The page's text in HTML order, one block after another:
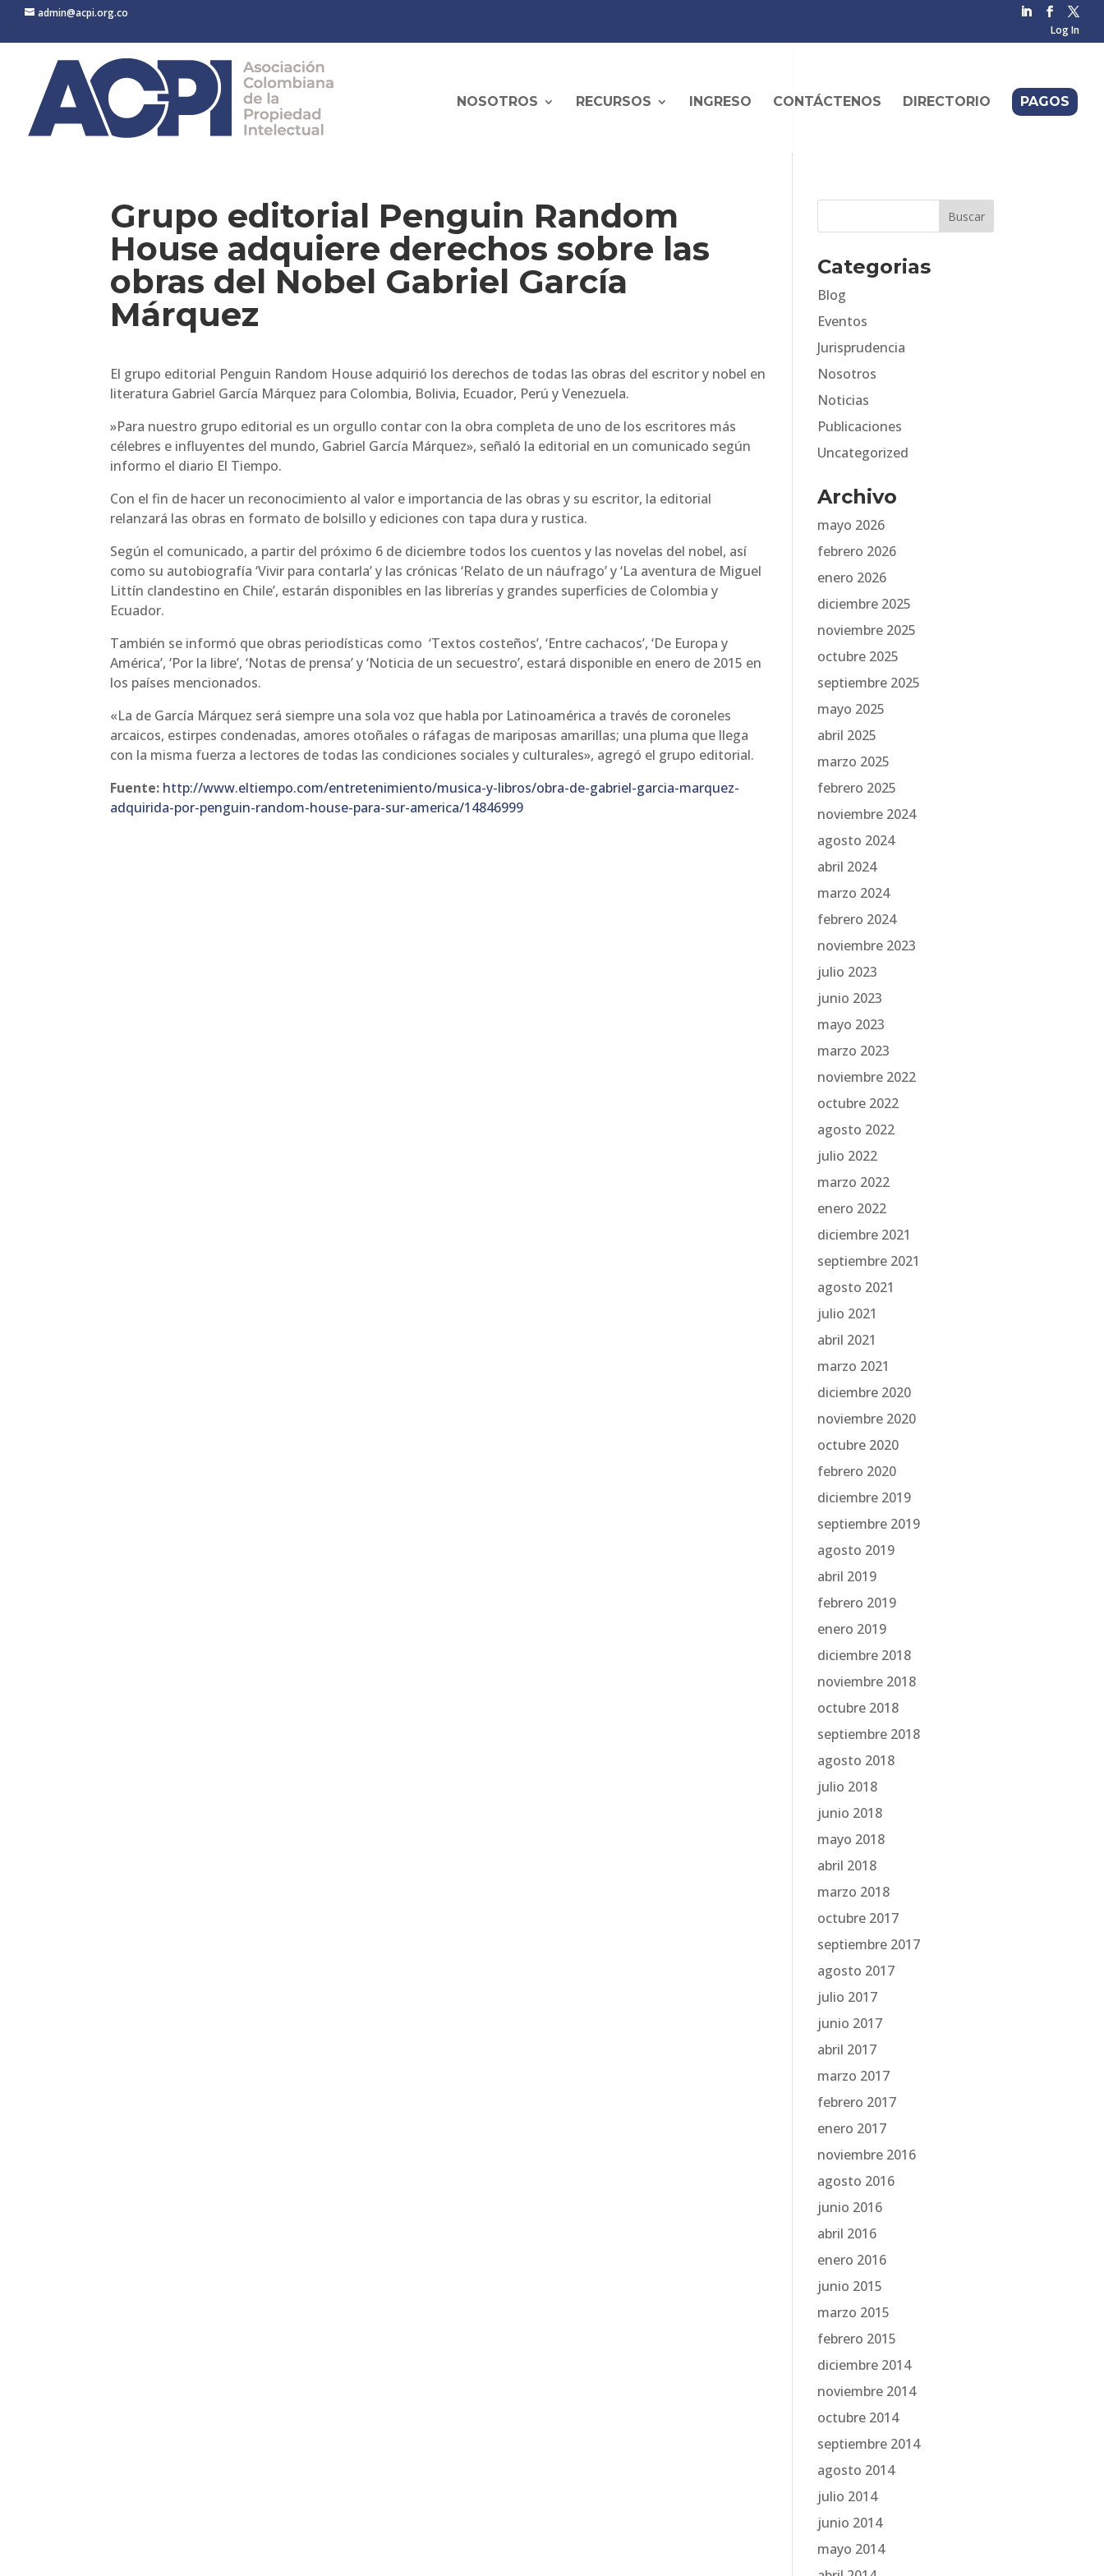
admin@acpi.org.co
Log In
NOSOTROS RECURSOS INGRESO CONTÁCTENOS DIRECTORIO PAGOS
Grupo editorial Penguin Random
House adquiere derechos sobre las
obras del Nobel Gabriel García
Márquez
El grupo editorial Penguin Random House adquirió los derechos de todas las obras del escritor y nobel en
literatura Gabriel García Márquez para Colombia, Bolivia, Ecuador, Perú y Venezuela.
​»Para nuestro grupo editorial es un orgullo contar con la obra completa de uno de los escritores más
célebres e influyentes del mundo, Gabriel García Márquez», señaló la editorial en un comunicado según
informo el diario El Tiempo.
Con el fin de hacer un reconocimiento al valor e importancia de las obras y su escritor, la editorial
relanzará las obras en formato de bolsillo y ediciones con tapa dura y rustica.
Según el comunicado, a partir del próximo 6 de diciembre todos los cuentos y las novelas del nobel, así
como su autobiografía ‘Vivir para contarla’ y las crónicas ‘Relato de un náufrago’ y ‘La aventura de Miguel
Littín clandestino en Chile’, estarán disponibles en las librerías y grandes superficies de Colombia y
Ecuador.
También se informó que obras periodísticas como ‘Textos costeños’, ‘Entre cachacos’, ‘De Europa y
América’, ‘Por la libre’, ‘Notas de prensa’ y ‘Noticia de un secuestro’, estará disponible en enero de 2015 en
los países mencionados.
«La de García Márquez será siempre una sola voz que habla por Latinoamérica a través de coroneles
arcaicos, estirpes condenadas, amores otoñales o ráfagas de mariposas amarillas; una pluma que llega
con la misma fuerza a lectores de todas las condiciones sociales y culturales», agregó el grupo editorial.
Fuente: http://www.eltiempo.com/entretenimiento/musica-y-libros/obra-de-gabriel-garcia-marquez-
adquirida-por-penguin-random-house-para-sur-america/14846999
Categorias
Blog
Eventos
Jurisprudencia
Nosotros
Noticias
Publicaciones
Uncategorized
Archivo
mayo 2026
febrero 2026
enero 2026
diciembre 2025
noviembre 2025
octubre 2025
septiembre 2025
mayo 2025
abril 2025
marzo 2025
febrero 2025
noviembre 2024
agosto 2024
abril 2024
marzo 2024
febrero 2024
noviembre 2023
julio 2023
junio 2023
mayo 2023
marzo 2023
noviembre 2022
octubre 2022
agosto 2022
julio 2022
marzo 2022
enero 2022
diciembre 2021
septiembre 2021
agosto 2021
julio 2021
abril 2021
marzo 2021
diciembre 2020
noviembre 2020
octubre 2020
febrero 2020
diciembre 2019
septiembre 2019
agosto 2019
abril 2019
febrero 2019
enero 2019
diciembre 2018
noviembre 2018
octubre 2018
septiembre 2018
agosto 2018
julio 2018
junio 2018
mayo 2018
abril 2018
marzo 2018
octubre 2017
septiembre 2017
agosto 2017
julio 2017
junio 2017
abril 2017
marzo 2017
febrero 2017
enero 2017
noviembre 2016
agosto 2016
junio 2016
abril 2016
enero 2016
junio 2015
marzo 2015
febrero 2015
diciembre 2014
noviembre 2014
octubre 2014
septiembre 2014
agosto 2014
julio 2014
junio 2014
mayo 2014